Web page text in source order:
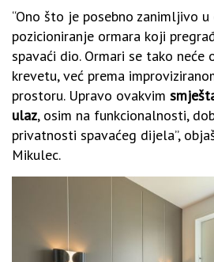
“Ono što je posebno zanimljivo
pozicioniranje ormara koji
spavaći dio. Ormari se tako neće
krevetu, već prema
prostoru. Upravo ovakvim
ulaz, osim na funkcionalnosti,
privatnosti spavaćeg dijela”,
Mikulec.